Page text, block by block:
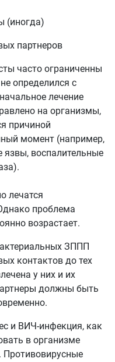
(иногда)
партнеров
часто ограниченны
определился с
лечение
на организмы,
причиной
момент (например,
язвы, воспалительные
лечатся
проблема
возрастает.
ЗППП
контактов до тех
у них и их
должны быть
и ВИЧ-инфекция, как
в организме
Противовирусные